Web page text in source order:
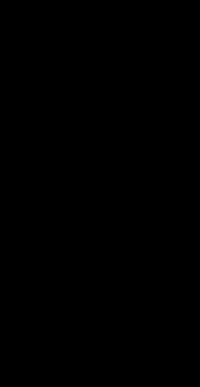
fungsi dokumen
bahwa barang
para pelaku